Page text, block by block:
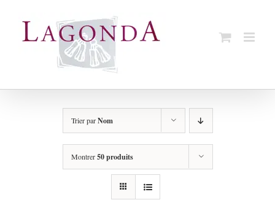
Trier parNom
Montrer50 produits